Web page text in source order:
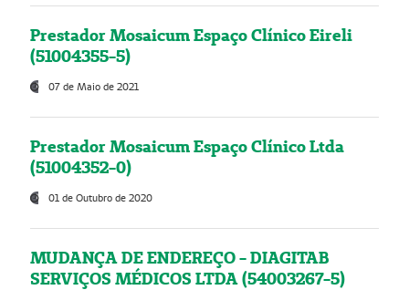
Prestador Mosaicum Espaço Clínico Eireli
(51004355-5)
07 de Maio de 2021
Prestador Mosaicum Espaço Clínico Ltda
(51004352-0)
01 de Outubro de 2020
MUDANÇA DE ENDEREÇO - DIAGITAB
SERVIÇOS MÉDICOS LTDA (54003267-5)